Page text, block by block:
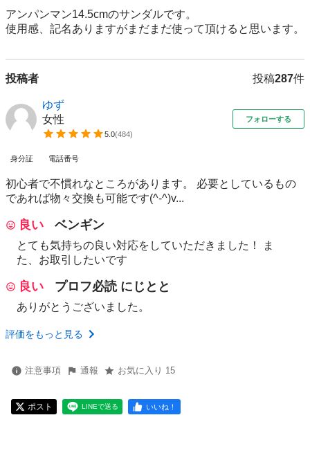
アンパンマン14.5cmのサンダルです。
使用感、記名ありますがまだまだ使って頂けると思います。
投稿者 投稿287件
ゆず
女性
5.0(484)
フォローする
身分証 電話番号
初心者で不慣れなところがあります。 必要としているもの
であれば物々交換も可能です(^-^)v...
良い ベンギン
とても気持ちの良い対応をしていただきました！ ま
た、お取引したいです
良い プロフ必読 にじとと
ありがとうございました。
評価をもっと見る
注意事項 通報 お気に入り 15
ポスト LINEで送る いいね！